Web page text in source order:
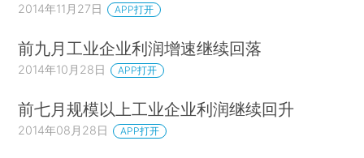
2014年11月27日 APP打开
前九月工业企业利润增速继续回落
2014年10月28日 APP打开
前七月规模以上工业企业利润继续回升
2014年08月28日 APP打开